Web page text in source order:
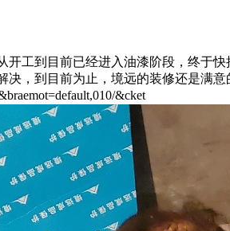
工到目前已经进入油漆阶段，终于
，到目前为止，境远的装修还是满
&cket